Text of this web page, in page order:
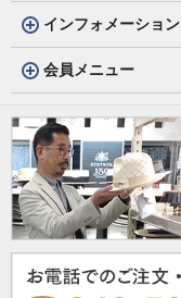
インフォメーション
会員メニュー